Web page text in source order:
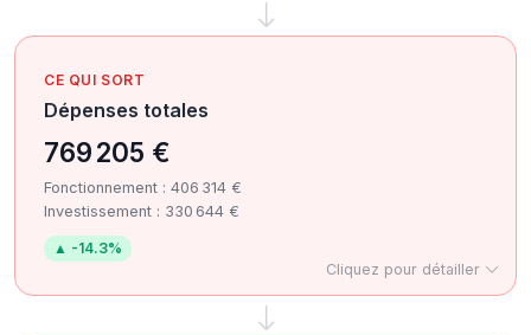
CE QUI SORT
Dépenses totales
769 205 €
Fonctionnement : 406 314 €
Investissement : 330 644 €
▲ -14.3%
Cliquez pour détailler